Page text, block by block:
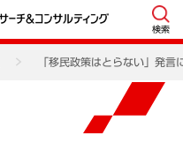
検索
「移民政策はとらない」発